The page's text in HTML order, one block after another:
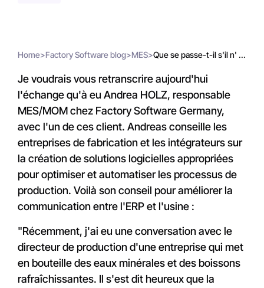
Home>Factory Software blog>MES>Que se passe-t-il s'il n' ...
Je voudrais vous retranscrire aujourd'hui
l'échange qu'à eu Andrea HOLZ, responsable
MES/MOM chez Factory Software Germany,
avec l'un de ces client. Andreas conseille les
entreprises de fabrication et les intégrateurs sur
la création de solutions logicielles appropriées
pour optimiser et automatiser les processus de
production. Voilà son conseil pour améliorer la
communication entre l'ERP et l'usine :
"Récemment, j'ai eu une conversation avec le
directeur de production d'une entreprise qui met
en bouteille des eaux minérales et des boissons
rafraîchissantes. Il s'est dit heureux que la